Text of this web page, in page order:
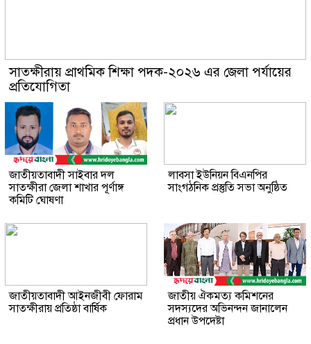
সাতক্ষীরায় প্রাথমিক শিক্ষা পদক-২০২৬ এর জেলা পর্যায়ের
প্রতিযোগিতা
জাতীয়তাবাদী সাইবার দল
সাতক্ষীরা জেলা শাখার পূর্ণাঙ্গ
কমিটি ঘোষণা
লাবসা ইউনিয়ন বিএনপির
সাংগঠনিক প্রস্তুতি সভা অনুষ্ঠিত
জাতীয়তাবাদী আইনজীবী ফোরাম
সাতক্ষীরায় প্রতিষ্ঠা বার্ষিক
জাতীয় ঐকমত্য কমিশনের
সদস্যদের অভিনন্দন জানালেন
প্রধান উপদেষ্টা